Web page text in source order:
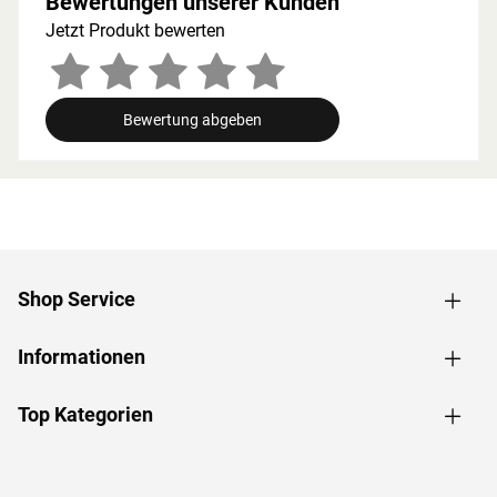
3 Schlüsseln geliefert. Die drei Lichtausschnitte sorgen für
besteht aus bronziertem 8 mm Einscheibensicherheitsglas
und ist rechts und links anschlagbar. Zur Ausstattung
gehören Magnetschnapper und der hochwertige
Holztürgriff im Karibu-Design.
integrierte Soll/-Ist-Feuchtigkeitsanzeige lässt sich
Abschaltung werden die letzten Werte gehalten.
Für das Saunahaus eignen sich zusätzlich die
Jetzt Produkt bewerten
Bewertung abgeben
Shop Service
Informationen
Top Kategorien